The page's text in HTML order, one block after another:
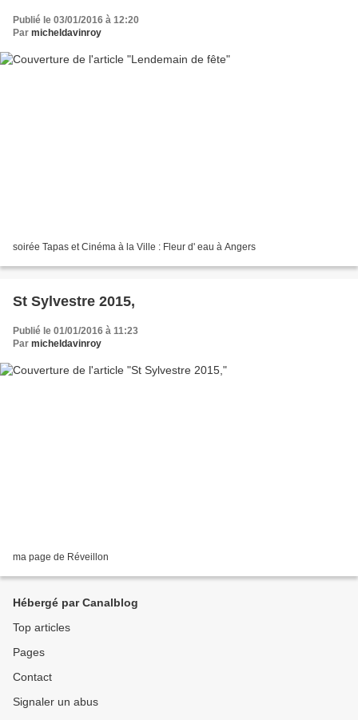
Publié le 03/01/2016 à 12:20
Par micheldavinroy
soirée Tapas et Cinéma à la Ville : Fleur d' eau à Angers
St Sylvestre 2015,
Publié le 01/01/2016 à 11:23
Par micheldavinroy
ma page de Réveillon
Hébergé par Canalblog
Top articles
Pages
Contact
Signaler un abus